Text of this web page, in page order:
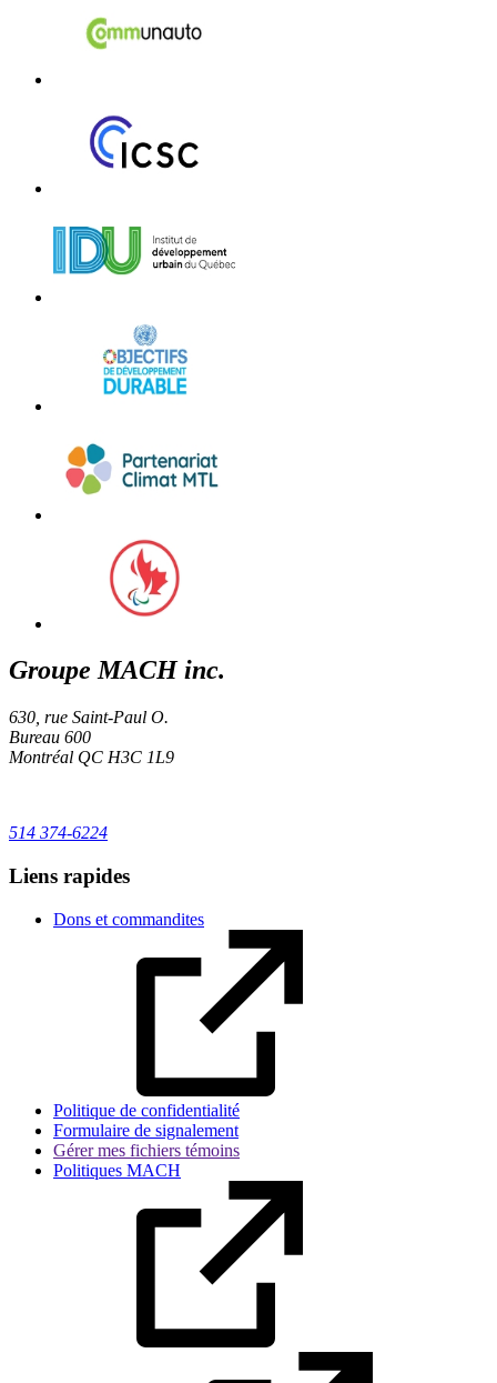
Groupe MACH inc.
630, rue Saint-Paul O.
Bureau 600
Montréal QC H3C 1L9
514 374-6224
Liens rapides
Dons et commandites
Politique de confidentialité
Formulaire de signalement
Gérer mes fichiers témoins
Politiques MACH